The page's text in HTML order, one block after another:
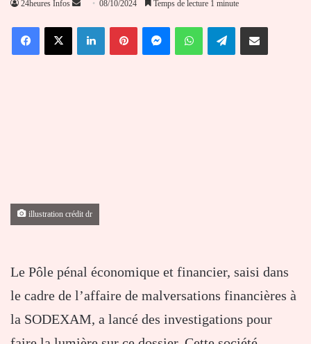
24heures Infos
Envoyer
courriel
08/10/2024 Temps de lecture 1 minute
FacebookX LinkedinPinterestMessengerWhatsAppTelegramPartager par email
illustration crédit dr
Le Pôle pénal économique et financier, saisi dans
le cadre de l’affaire de malversations financières à
la SODEXAM, a lancé des investigations pour